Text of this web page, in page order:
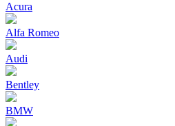
Acura
Alfa Romeo
Audi
Bentley
BMW